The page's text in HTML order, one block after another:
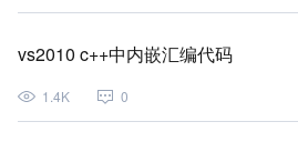
vs2010 c++中内嵌汇编代码
1.4K 0